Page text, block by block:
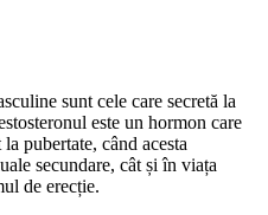
sunt cele care secretă la
este un hormon care
pubertate, când acesta
secundare, cât și în viața
de erecție.